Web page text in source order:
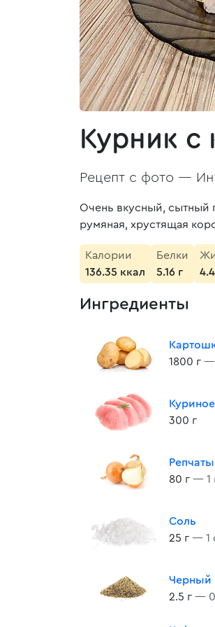
Курник с
Рецепт с фото —
Очень вкусный, сытный
румяная, хрустящая
Калории
136.35 ккал
Белки
5.16 г
Ингредиенты
1800 г —
300 г
80 г — 1
Соль
25 г — 1
Черный
2.5 г —